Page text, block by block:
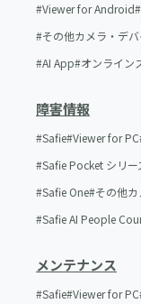
Viewer for Android
その他カメラ・デバ
AI App オンライン
障害情報
Safie Viewer for PC
Safie Pocket シリー
Safie One その他
Safie AI People
メンテナンス
Safie Viewer for PC